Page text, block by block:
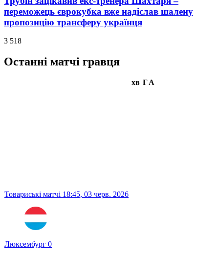
переможець єврокубка вже надіслав шалену
пропозицію трансферу українця
3 518
Останні матчі гравця
хв ГА
Товариські матчі 18:45, 03 черв. 2026
Люксембург 0